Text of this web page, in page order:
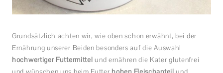
Grundsätzlich achten wir, wie oben schon erwähnt, bei der
Ernährung unserer Beiden besonders auf die Auswahl
hochwertiger Futtermittel und ernähren die Kater glutenfrei